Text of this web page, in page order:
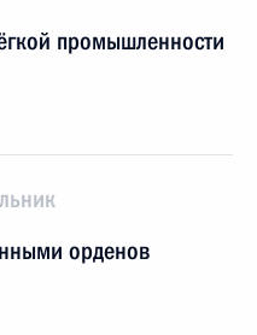
промышленности
орденов